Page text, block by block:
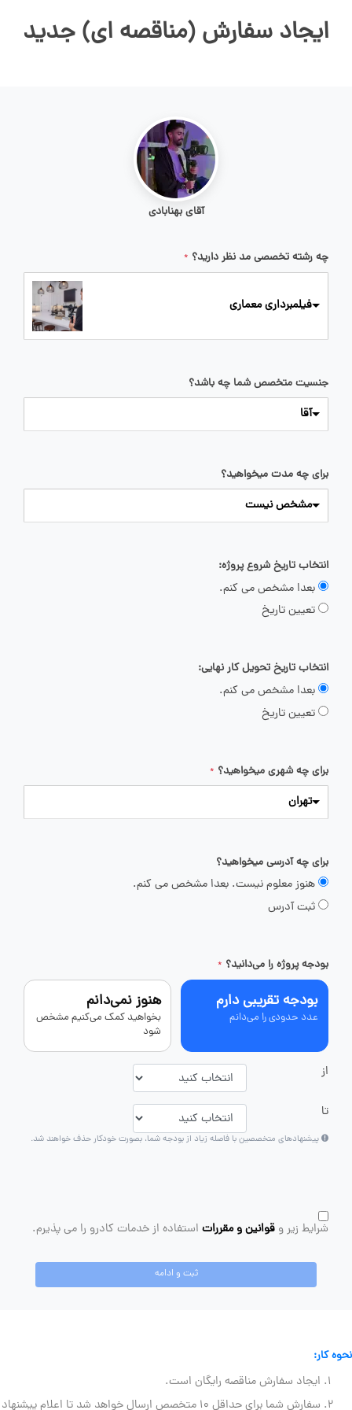
ایجاد سفارش (مناقصه ای) جدید
آقای بهنابادی
چه رشته تخصصی مد نظر دارید؟ *
فیلمبرداری معماری
جنسیت متخصص شما چه باشد؟
آقا
برای چه مدت میخواهید؟
مشخص نیست
انتخاب تاریخ شروع پروژه:
بعدا مشخص می کنم.
تعیین تاریخ
انتخاب تاریخ تحویل کار نهایی:
بعدا مشخص می کنم.
تعیین تاریخ
برای چه شهری میخواهید؟ *
تهران
برای چه آدرسی میخواهید؟
هنوز معلوم نیست. بعدا مشخص می کنم.
ثبت آدرس
بودجه پروژه را می‌دانید؟ *
بودجه تقریبی دارم
عدد حدودی را می‌دانم
هنوز نمی‌دانم
بخواهید کمک می‌کنیم مشخص
شود
از
تا
پیشنهادهای متخصصین با فاصله زیاد از بودجه شما، بصورت خودکار حذف خواهند شد.
شرایط زیر و قوانین و مقررات استفاده از خدمات کادرو را می پذیرم.
ثبت و ادامه
نحوه کار:
ایجاد سفارش مناقصه رایگان است.
سفارش شما برای حداقل ۱۰ متخصص ارسال خواهد شد تا اعلام پیشنهاد